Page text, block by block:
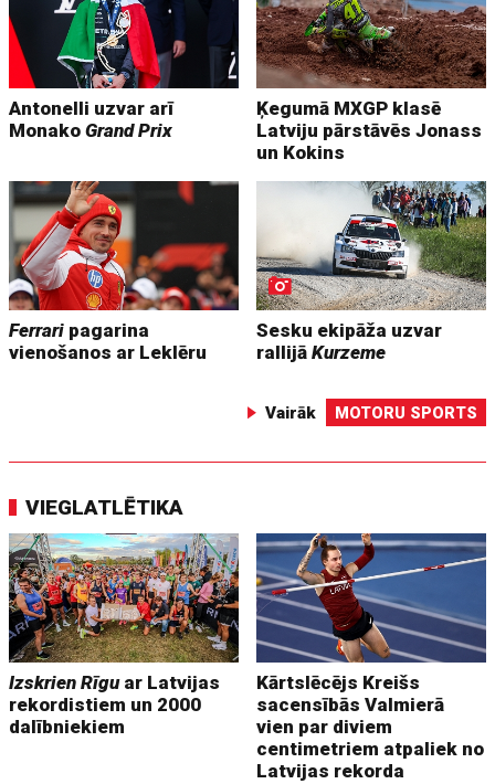
Antonelli uzvar arī
MonakoGrand Prix
Ķegumā MXGP klasē
Latviju pārstāvēs Jonass
un Kokins
Ferrari pagarina
vienošanos ar Leklēru
Sesku ekipāža uzvar
rallijāKurzeme
Vairāk MOTORU SPORTS
VIEGLATLĒTIKA
Izskrien Rīguar Latvijas
rekordistiem un 2000
dalībniekiem
Kārtslēcējs Kreišs
sacensībās Valmierā
vien par diviem
centimetriem atpaliek no
Latvijas rekorda